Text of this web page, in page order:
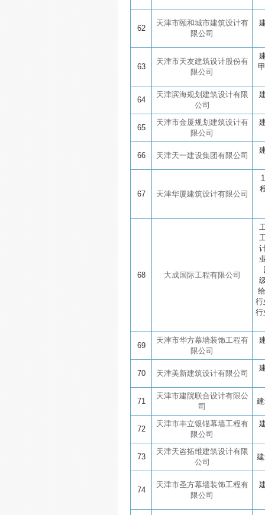
62
天津市颐和城市建筑设计有
限公司
63
天津市天友建筑设计股份有
限公司
64
天津滨海规划建筑设计有限
公司
65
天津市金厦规划建筑设计有
限公司
66 天津天一建设集团有限公司
67 天津华厦建筑设计有限公司
68 大成国际工程有限公司
行
行
69
天津市华方幕墙装饰工程有
限公司
70 天津美新建筑设计有限公司
71
天津市建院联合设计有限公
司
72
天津市丰立银锚幕墙工程有
限公司
73
天津天咨拓维建筑设计有限
公司
74
天津市圣方幕墙装饰工程有
限公司